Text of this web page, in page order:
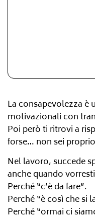
La consapevolezza è
motivazionali con
Poi però ti ritrovi a
forse… non sei proprio
Nel lavoro, succede
anche quando
Perché “c’è da fare”.
Perché “è così che si
Perché “ormai ci